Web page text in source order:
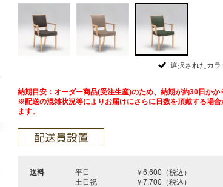
選択されたカ
納期目安：オーダー商品(受注生産)のため、納期が約30日かか
※配送の混雑状況等によりお届けにさらに日数を頂戴する場合
ます。
送料 平日
￥6,600（税込）
土日祝
￥7,700（税込）